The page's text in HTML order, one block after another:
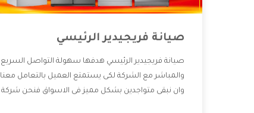
صيانة فريجيدير الرئيسي
صيانة فريجيدير الرئيسي هدفها سهولة التواصل السريع
والمباشر مع الشركة لكى يستمتع العميل بالتعامل معنا
وان نبقى متواجدين بشكل مميز فى الاسواق فنحن شركة